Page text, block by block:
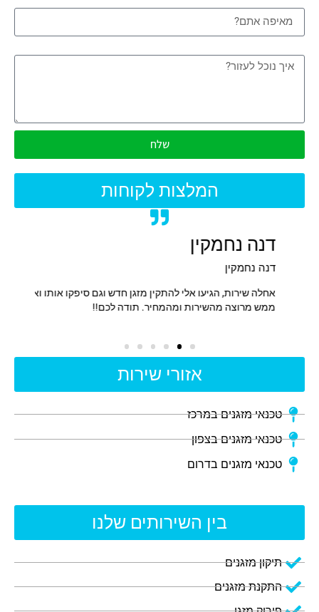
שלח
המלצות לקוחות
דנה נחמקין
דנה נחמקין
אחלה שירות, הגיעו אלי להתקין מזגן חדש וגם סיפקו אותו ואני
ממש מרוצה מהשירות ומהמחיר. תודה לכם!!
אזורי שירות
טכנאי מזגנים במרכז
טכנאי מזגנים בצפון
טכנאי מזגנים בדרום
בין השירותים שלנו
תיקון מזגנים
התקנת מזגנים